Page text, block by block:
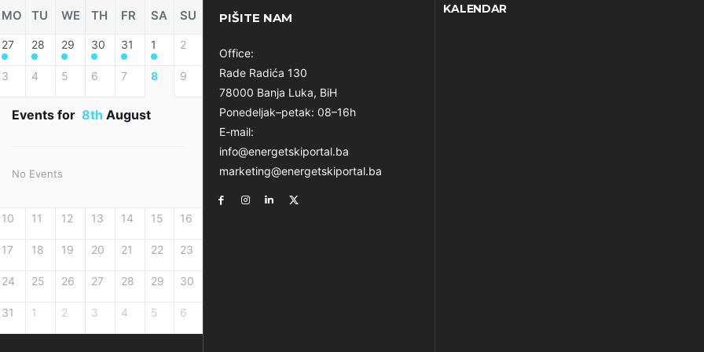
MO TU WE TH FR SA SU
27 28 29 30 31 1 2
3 4 5 6 7 8 9
Events for 8th August
No Events
10 11 12 13 14 15 16
17 18 19 20 21 22 23
24 25 26 27 28 29 30
31 1 2 3 4 5 6
PIŠITE NAM
Office:
Rade Radića 130
78000 Banja Luka, BiH
Ponedeljak–petak: 08–16h
E-mail:
info@energetskiportal.ba
marketing@energetskiportal.ba
KALENDAR